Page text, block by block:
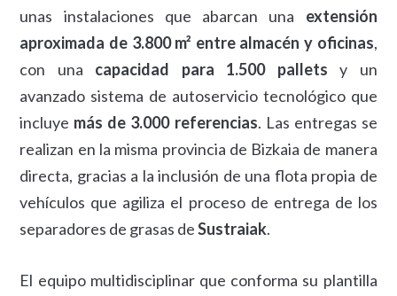
unas instalaciones que abarcan una extensión
aproximada de 3.800 m² entre almacén y oficinas,
con una capacidad para 1.500 pallets y un
avanzado sistema de autoservicio tecnológico que
incluye más de 3.000 referencias. Las entregas se
realizan en la misma provincia de Bizkaia de manera
directa, gracias a la inclusión de una flota propia de
vehículos que agiliza el proceso de entrega de los
separadores de grasas deSustraiak.
El equipo multidisciplinar que conforma su plantilla